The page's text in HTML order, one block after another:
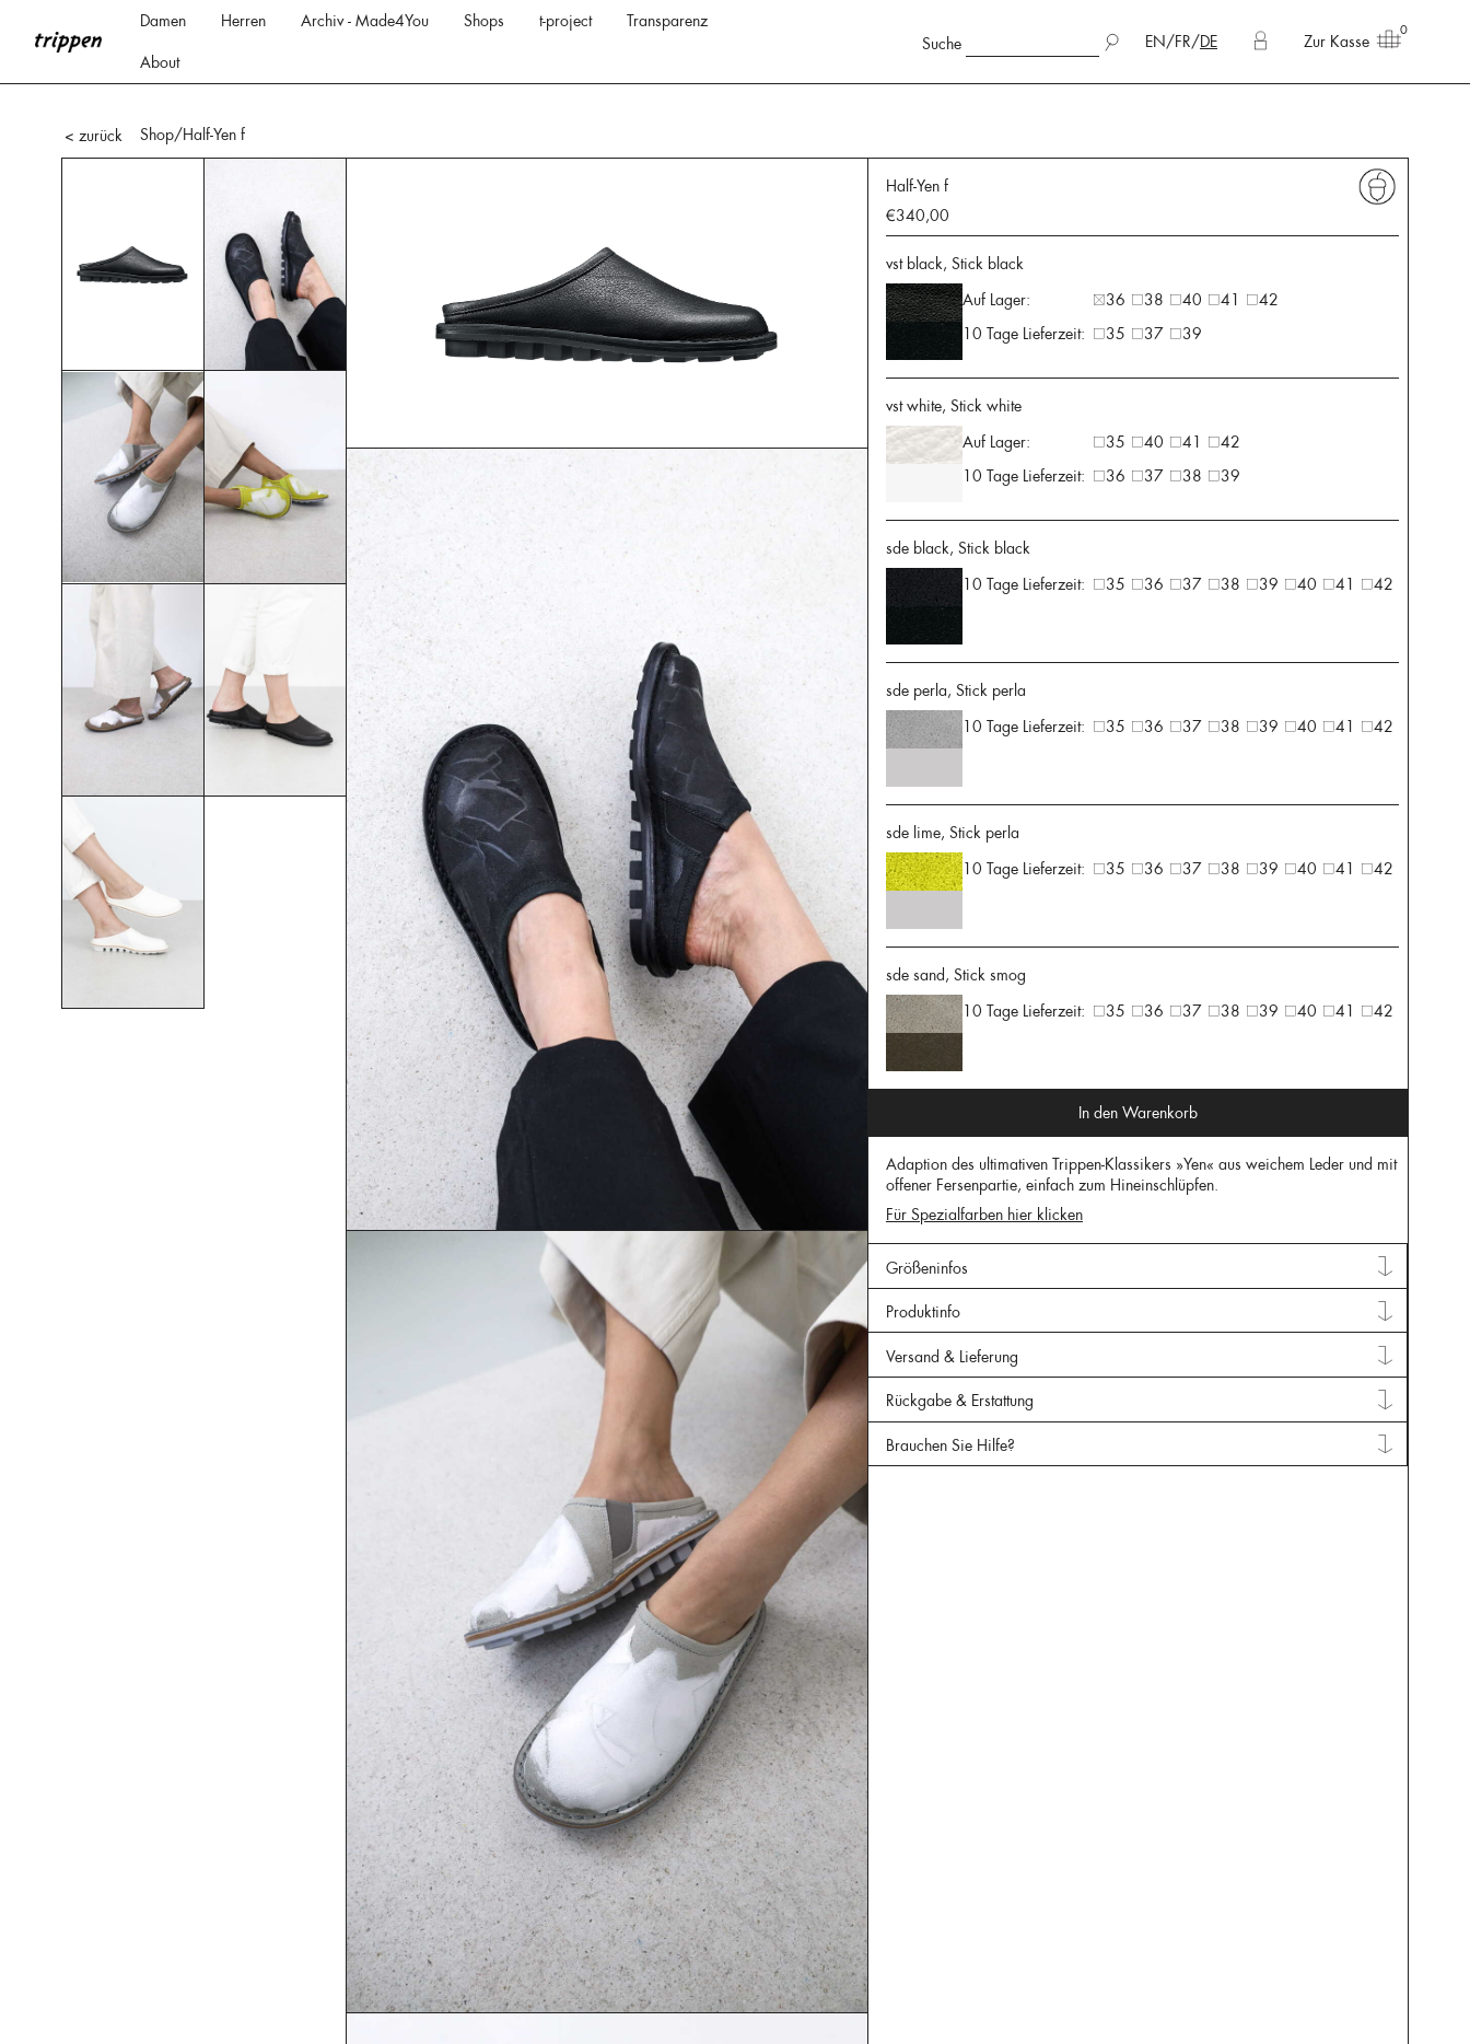
Damen Herren Archiv - Made4You Shops t-project Transparenz
About
Suche EN/FR/DE Zur Kasse
0
< zurück Shop/Half-Yen f
Half-Yen f
€340,00
vst black, Stick black
Auf Lager:
36 38 40 41
42
10 Tage Lieferzeit:
35 37 39
vst white, Stick white
Auf Lager:
35 40 41
42
10 Tage Lieferzeit:
36 37 38 39
sde black, Stick black
10 Tage Lieferzeit:
35 36 37 38 39 40 41 42
sde perla, Stick perla
10 Tage Lieferzeit:
35 36 37 38 39 40 41 42
sde lime, Stick perla
10 Tage Lieferzeit:
35 36 37 38 39 40 41 42
sde sand, Stick smog
10 Tage Lieferzeit:
35 36 37 38 39 40 41 42
In den Warenkorb
Adaption des ultimativen Trippen-Klassikers »Yen« aus weichem Leder und mit
offener Fersenpartie, einfach zum Hineinschlüpfen.
Für Spezialfarben hier klicken
Größeninfos
Produktinfo
Versand & Lieferung
Rückgabe & Erstattung
Brauchen Sie Hilfe?